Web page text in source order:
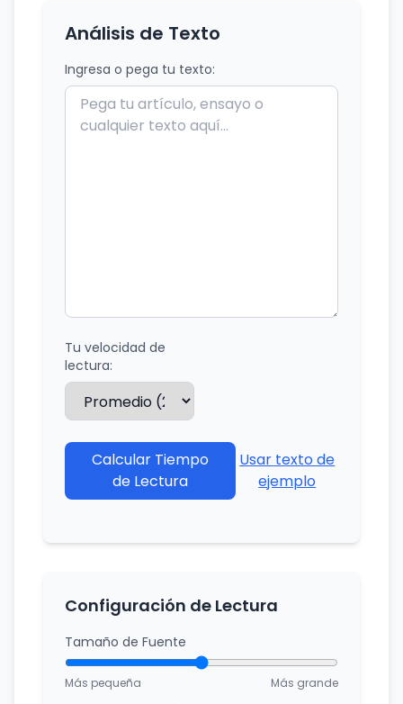
Análisis de Texto
Ingresa o pega tu texto:
Tu velocidad de
lectura:
Calcular Tiempo
de Lectura
Usar texto de
ejemplo
Configuración de Lectura
Tamaño de Fuente
Más pequeña Más grande